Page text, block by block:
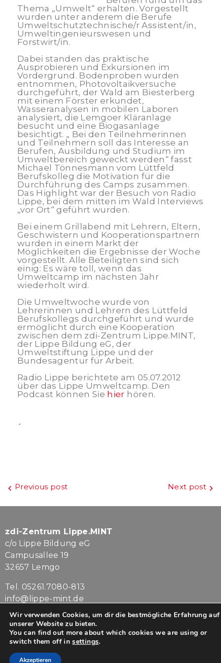
Thema „Umwelt“ erhalten. Vorgestellt
wurden unter anderem die Berufe
Umweltschutztechnische/r Assistent/in,
Umweltingenieurswesen und
Forstwirt/in.
Dabei standen das praktische
Ausprobieren und Exkursionen im
Vordergrund. Bodenproben wurden
entnommen, Photovoltaikversuche
durchgeführt, der Wald am Biesterberg
mit einem Förster erkundet,
Wasseranalysen in mobilen Laboren
analysiert, die Lemgoer Kläranlage
besucht und eine Biogasanlage
besichtigt. „ Bei den Teilnehmerinnen
und Teilnehmern soll das Interesse an
Berufen, Ausbildung und Studium im
Umweltbereich geweckt werden“ fasst
Michael Tönnesmann vom Lüttfeld
Berufskolleg die Motivation für die
Durchführung des Camps zusammen.
Das Highlight war der Besuch von Radio
Lippe, bei dem mitten im Wald Interviews
„vor Ort“ geführt wurden.
Bei einem Grillabend mit Lehrern, Eltern,
Geschwistern und Kooperationspartnern
wurden in einem Markt der
Möglichkeiten die Ergebnisse der Woche
vorgestellt. Alle Beteiligten sind sich
einig: Es wäre toll, wenn das
Umweltcamp im nächsten Jahr
wiederholt wird.
Die Umweltwoche wurde von
Lehrerinnen und Lehrern des Lüttfeld
Berufskollegs durchgeführt und wurde
ermöglicht durch eine Kooperation
zwischen dem zdi-Zentrum Lippe.MINT,
der Lippe Bildung eG, der
Umweltstiftung Lippe und der
Bundesagentur für Arbeit.
Radio Lippe berichtete am 05.07.2012
über das Lippe Umweltcamp. Den
Podcast können Sie hier hören.
Beitragsnavigation
Previous post Next post
zdi-Zentrum Lippe.MINT
c/o Lippe Bildung eG
Campusallee 19
32657 Lemgo
Tel. 05261.7080-813
info@lippe-mint.de
Impressum|Datenschutz
Wir verwenden Cookies, um dir die bestmögliche Erfahrung auf
unserer Website zu bieten.
You can find out more about which cookies we are using or
switch them off insettings.
Akzeptieren